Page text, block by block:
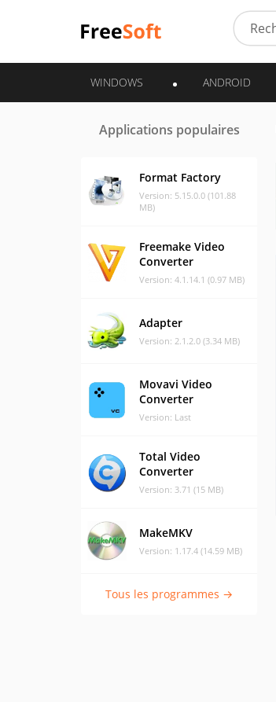
WINDOWS ANDROID
Applications populaires
Format Factory
Version: 5.15.0.0 (101.88
MB)
Freemake Video
Converter
Version: 4.1.14.1 (0.97 MB)
Adapter
Version: 2.1.2.0 (3.34 MB)
Movavi Video
Converter
Version: Last
Total Video
Converter
Version: 3.71 (15 MB)
MakeMKV
Version: 1.17.4 (14.59 MB)
Tous les programmes →